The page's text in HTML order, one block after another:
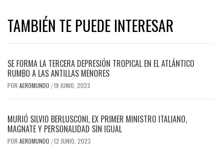
TAMBIÉN TE PUEDE INTERESAR
SE FORMA LA TERCERA DEPRESIÓN TROPICAL EN EL ATLÁNTICO
RUMBO A LAS ANTILLAS MENORES
POR AEROMUNDO /19 JUNIO, 2023
MURIÓ SILVIO BERLUSCONI, EX PRIMER MINISTRO ITALIANO,
MAGNATE Y PERSONALIDAD SIN IGUAL
POR AEROMUNDO /12 JUNIO, 2023